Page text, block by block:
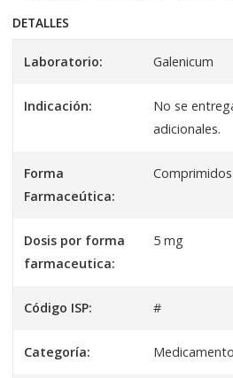
DETALLES
Laboratorio: Galenicum
Indicación:
No se
adicionales.
Forma
Farmaceútica:
Comprimidos
Dosis por forma
farmaceutica:
5 mg
Código ISP: #
Categoría: